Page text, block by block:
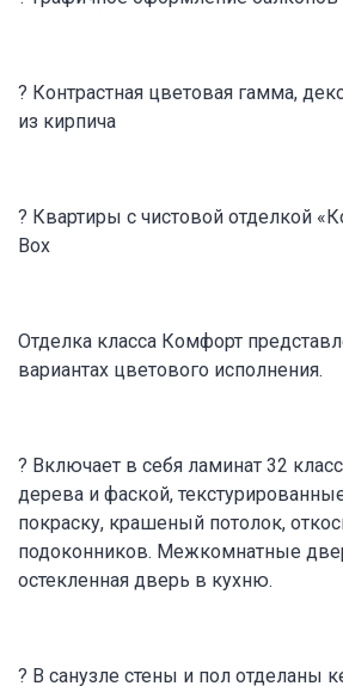
? Контрастная цветовая гамма,
из кирпича
? Квартиры с чистовой отделкой
Box
Отделка класса Комфорт
вариантах цветового исполнения.
? Включает в себя ламинат 32
дерева и фаской,
покраску, крашеный потолок,
подоконников. Межкомнатные
остекленная дверь в кухню.
? В санузле стены и пол отделаны